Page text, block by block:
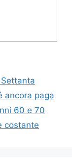
ancora paga
60 e 70
costante